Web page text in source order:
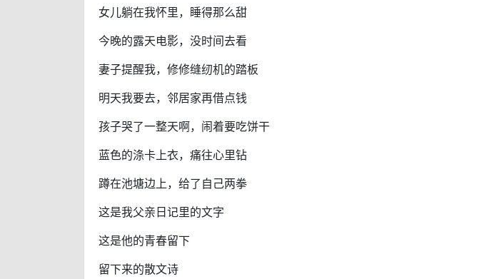
女儿躺在我怀里，睡得那么甜
今晚的露天电影，没时间去看
妻子提醒我，修修缝纫机的踏板
明天我要去，邻居家再借点钱
孩子哭了一整天啊，闹着要吃饼干
蓝色的涤卡上衣，痛往心里钻
蹲在池塘边上，给了自己两拳
这是我父亲日记里的文字
这是他的青春留下
留下来的散文诗